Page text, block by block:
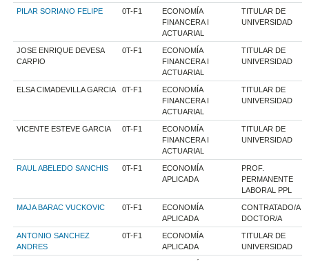
PILAR SORIANO FELIPE 0T-F1
ECONOMÍA
FINANCERA I
ACTUARIAL
TITULAR DE
UNIVERSIDAD
JOSE ENRIQUE DEVESA
CARPIO
0T-F1
ECONOMÍA
FINANCERA I
ACTUARIAL
TITULAR DE
UNIVERSIDAD
ELSA CIMADEVILLA GARCIA 0T-F1
ECONOMÍA
FINANCERA I
ACTUARIAL
TITULAR DE
UNIVERSIDAD
VICENTE ESTEVE GARCIA 0T-F1
ECONOMÍA
FINANCERA I
ACTUARIAL
TITULAR DE
UNIVERSIDAD
RAUL ABELEDO SANCHIS 0T-F1
ECONOMÍA
APLICADA
PROF.
PERMANENTE
LABORAL PPL
MAJA BARAC VUCKOVIC 0T-F1
ECONOMÍA
APLICADA
CONTRATADO/A
DOCTOR/A
ANTONIO SANCHEZ
ANDRES
0T-F1
ECONOMÍA
APLICADA
TITULAR DE
UNIVERSIDAD